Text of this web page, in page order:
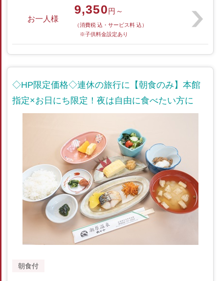
お一人様
9,350円～
（消費税 込・サービス料 込）
※子供料金設定あり
◇HP限定価格◇連休の旅行に【朝食のみ】本館
指定×お日にち限定！夜は自由に食べたい方に
朝食付